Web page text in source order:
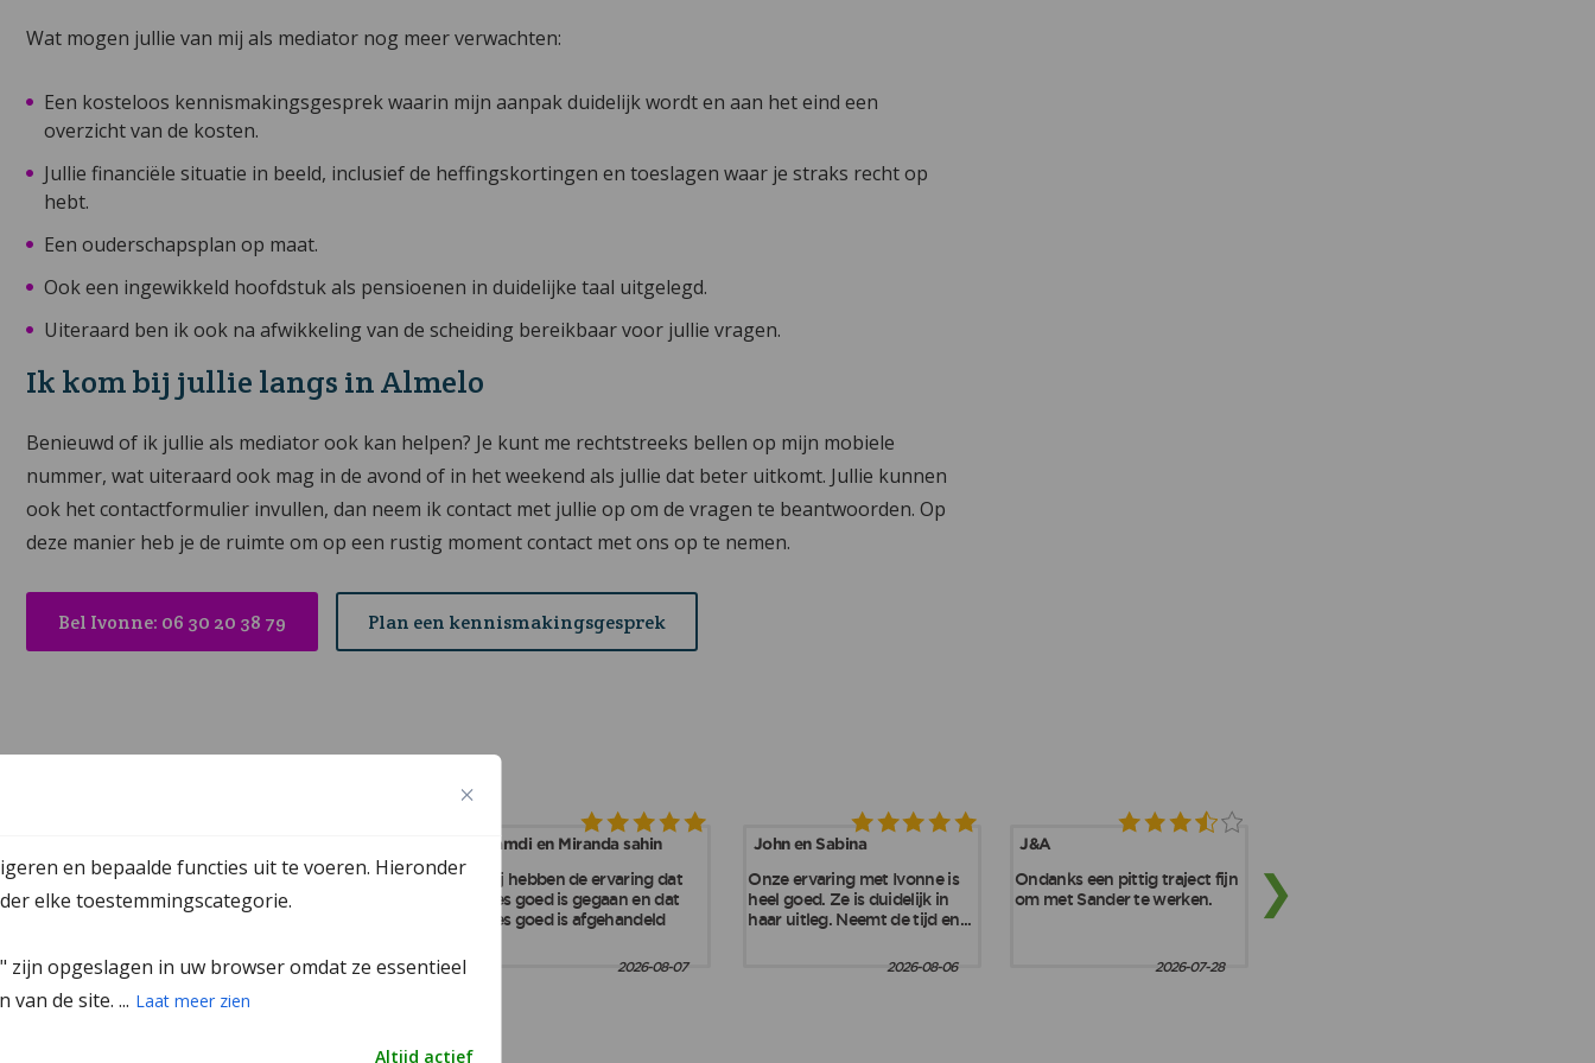
en bepaalde functies uit te voeren. Hieronder
elke toestemmingscategorie.
opgeslagen in uw browser omdat ze essentieel
de site. ... Laat meer zien
Altijd actief
Wat mogen jullie van mij als mediator nog meer verwachten:
Een kosteloos kennismakingsgesprek waarin mijn aanpak duidelijk wordt en aan het eind een
overzicht van de kosten.
Jullie financiële situatie in beeld, inclusief de heffingskortingen en toeslagen waar je straks recht op
hebt.
Een ouderschapsplan op maat.
Ook een ingewikkeld hoofdstuk als pensioenen in duidelijke taal uitgelegd.
Uiteraard ben ik ook na afwikkeling van de scheiding bereikbaar voor jullie vragen.
Ik kom bij jullie langs in Almelo
Benieuwd of ik jullie als mediator ook kan helpen? Je kunt me rechtstreeks bellen op mijn mobiele
nummer, wat uiteraard ook mag in de avond of in het weekend als jullie dat beter uitkomt. Jullie kunnen
ook het contactformulier invullen, dan neem ik contact met jullie op om de vragen te beantwoorden. Op
deze manier heb je de ruimte om op een rustig moment contact met ons op te nemen.
Bel Ivonne: 06 30 20 38 79 Plan een kennismakingsgesprek